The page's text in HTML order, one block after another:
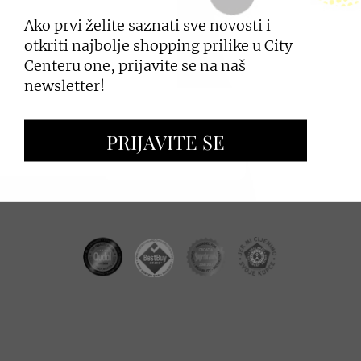
PRIJAVI SE
ZAKUP PROSTORA
OGLAŠAVANJE I PROMOCIJE
Ako prvi želite saznati sve novosti i
otkriti najbolje shopping prilike u City
Centeru one, prijavite se na naš
newsletter!
PRIJAVITE SE